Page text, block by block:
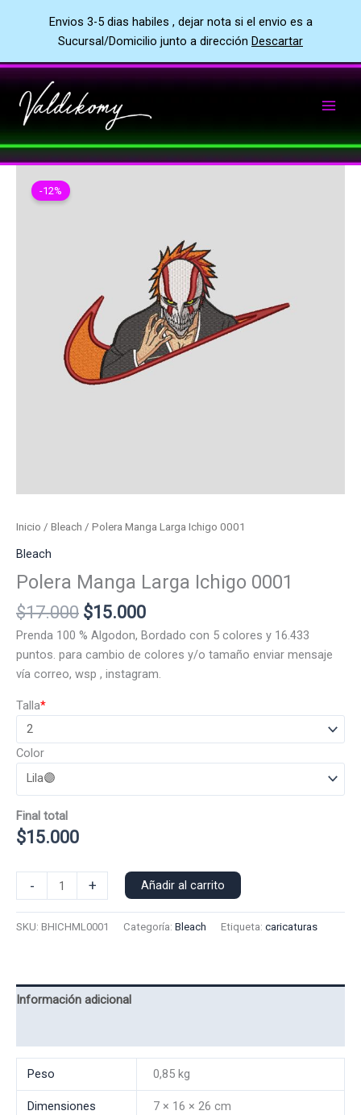
Envios 3-5 dias habiles , dejar nota si el envio es a
Sucursal/Domicilio junto a dirección Descartar
al
contenido
-12%
Inicio / Bleach / Polera Manga Larga Ichigo 0001
Bleach
Polera Manga Larga Ichigo 0001
$17.000 El
precio
original
era:
$15.000El
precio
actual
es:
Prenda 100 % Algodon, Bordado con 5 colores y 16.433
puntos. para cambio de colores y/o tamaño enviar mensaje
vía correo, wsp , instagram.
*
Talla
Color
Final total
$15.000
-
Manga
+ Añadir al carrito
SKU: BHICHML0001 Categoría: Bleach Etiqueta: caricaturas
Información adicional
Peso 0,85 kg
Dimensiones 7 × 16 × 26 cm